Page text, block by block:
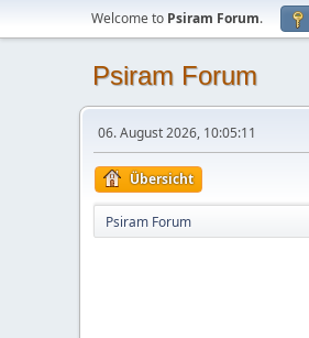
Welcome to Psiram Forum.
Psiram Forum
06. August 2026, 10:05:11
Übersicht
Psiram Forum